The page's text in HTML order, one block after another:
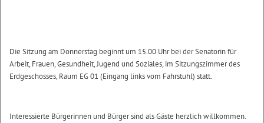
Die Sitzung am Donnerstag beginnt um 15.00 Uhr bei der Senatorin für
Arbeit, Frauen, Gesundheit, Jugend und Soziales, im Sitzungszimmer des
Erdgeschosses, Raum EG 01 (Eingang links vom Fahrstuhl) statt.
Interessierte Bürgerinnen und Bürger sind als Gäste herzlich willkommen.